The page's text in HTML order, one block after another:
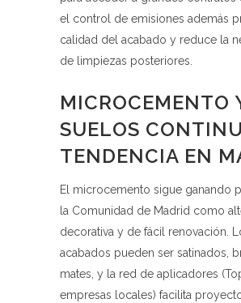
el control de emisiones además
calidad del acabado y reduce la
de limpiezas posteriores.
MICROCEMENTO
SUELOS
TENDENCIA EN
El microcemento sigue ganando
la Comunidad de Madrid como
decorativa y de fácil renovación.
acabados pueden ser satinados,
mates, y la red de aplicadores
empresas locales) facilita